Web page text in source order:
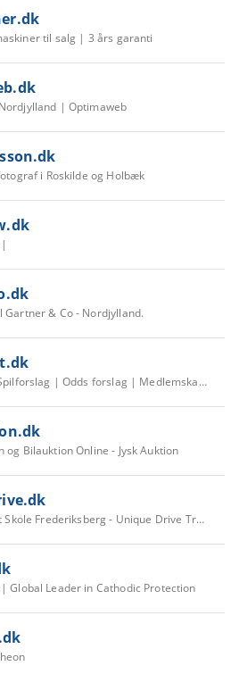
til salg | 3 års garanti
| Optimaweb
i Roskilde og Holbæk
Gartner & Co - Nordjylland.
OddsProfit | Spilforslag | Odds forslag | Medlemskab - oddsprofit.dk
og Bilauktion Online - Jysk Auktion
Billig Kørekort Skole Frederiksberg - Unique Drive Trafikskole
Global Leader in Cathodic Protection